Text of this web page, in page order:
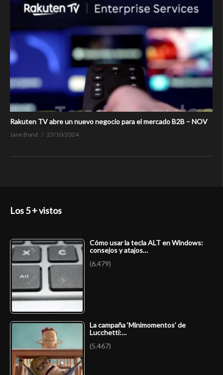
Rakuten TV abre un nuevo negocio para el mercado B2B – NOV
Jane Bond 23/10/2024
Los 5 + vistos
Cómo usar la tecla ALT en Windows:
consejos y atajos…
(6.479)
La campaña ‘Minimomentos’ de
Lucchetti:…
(5.467)